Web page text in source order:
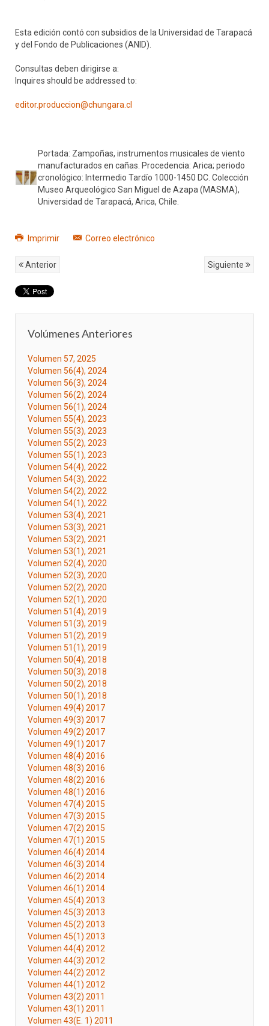
Esta edición contó con subsidios de la Universidad de Tarapacá
y del Fondo de Publicaciones (ANID).
Consultas deben dirigirse a:
Inquires should be addressed to:
editor.produccion@chungara.cl
Portada: Zampoñas, instrumentos musicales de viento
manufacturados en cañas. Procedencia: Arica; periodo
cronológico: Intermedio Tardío 1000-1450 DC. Colección
Museo Arqueológico San Miguel de Azapa (MASMA),
Universidad de Tarapacá, Arica, Chile.
Imprimir Correo electrónico
Anterior Siguiente
Volúmenes Anteriores
Volumen 57, 2025
Volumen 56(4), 2024
Volumen 56(3), 2024
Volumen 56(2), 2024
Volumen 56(1), 2024
Volumen 55(4), 2023
Volumen 55(3), 2023
Volumen 55(2), 2023
Volumen 55(1), 2023
Volumen 54(4), 2022
Volumen 54(3), 2022
Volumen 54(2), 2022
Volumen 54(1), 2022
Volumen 53(4), 2021
Volumen 53(3), 2021
Volumen 53(2), 2021
Volumen 53(1), 2021
Volumen 52(4), 2020
Volumen 52(3), 2020
Volumen 52(2), 2020
Volumen 52(1), 2020
Volumen 51(4), 2019
Volumen 51(3), 2019
Volumen 51(2), 2019
Volumen 51(1), 2019
Volumen 50(4), 2018
Volumen 50(3), 2018
Volumen 50(2), 2018
Volumen 50(1), 2018
Volumen 49(4) 2017
Volumen 49(3) 2017
Volumen 49(2) 2017
Volumen 49(1) 2017
Volumen 48(4) 2016
Volumen 48(3) 2016
Volumen 48(2) 2016
Volumen 48(1) 2016
Volumen 47(4) 2015
Volumen 47(3) 2015
Volumen 47(2) 2015
Volumen 47(1) 2015
Volumen 46(4) 2014
Volumen 46(3) 2014
Volumen 46(2) 2014
Volumen 46(1) 2014
Volumen 45(4) 2013
Volumen 45(3) 2013
Volumen 45(2) 2013
Volumen 45(1) 2013
Volumen 44(4) 2012
Volumen 44(3) 2012
Volumen 44(2) 2012
Volumen 44(1) 2012
Volumen 43(2) 2011
Volumen 43(1) 2011
Volumen 43(E. 1) 2011